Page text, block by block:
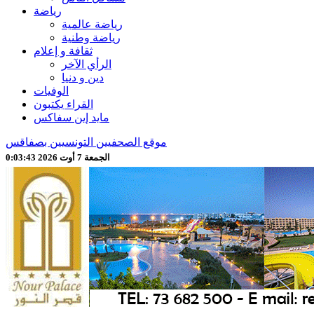
رياضة
رياضة عالمية
رياضة وطنية
ثقافة و إعلام
الرأي الآخر
دين و دنيا
الوفيات
القراء يكتبون
مايد إين سفاكس
موقع الصحفيين التونسيين بصفاقس
الجمعة 7 أوت 2026 0:03:45